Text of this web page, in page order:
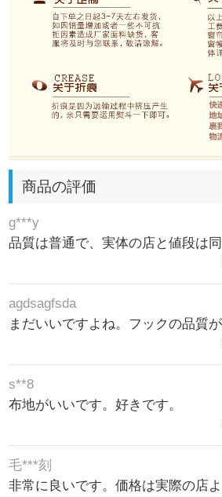
商品の評価
g***y
品質は普通で、実体の店と値段は同
agdsagfsda
まだいいですよね。フックの品質
s**8
布地がいいです。好きです。
毛***刻
非常に良いです。価格は実際の店よ